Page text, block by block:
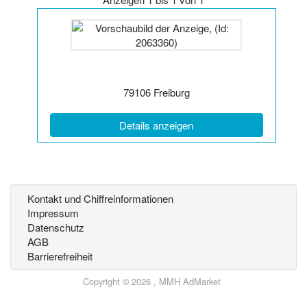
der
Anzeige
|
Info:
Postleitzahl:
79106 Ort:
Freiburg
Details anzeigen(ID: 2063360)
Kontakt und Chiffreinformationen
Impressum
Datenschutz
AGB
Barrierefreiheit
Copyright © 2026 , MMH AdMarket